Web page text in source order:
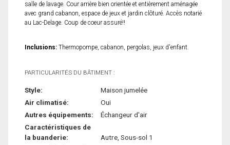
salle de lavage. Cour arrière bien orientée et entièrement aménagée
avec grand cabanon, espace de jeux et jardin clôturé. Accès notarié
au Lac-Delage. Coup de coeur assuré!!
Inclusions: Thermopompe, cabanon, pergolas, jeux d'enfant.
PARTICULARITÉS DU BÂTIMENT :
Style:
Maison jumelée
Air climatisé:
Oui
Autres équipements:
Échangeur d'air
Caractéristiques de
la buanderie:
Autre, Sous-sol 1